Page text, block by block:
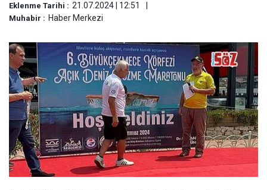
Eklenme Tarihi : 21.07.2024 | 12:51
Muhabir : Haber Merkezi